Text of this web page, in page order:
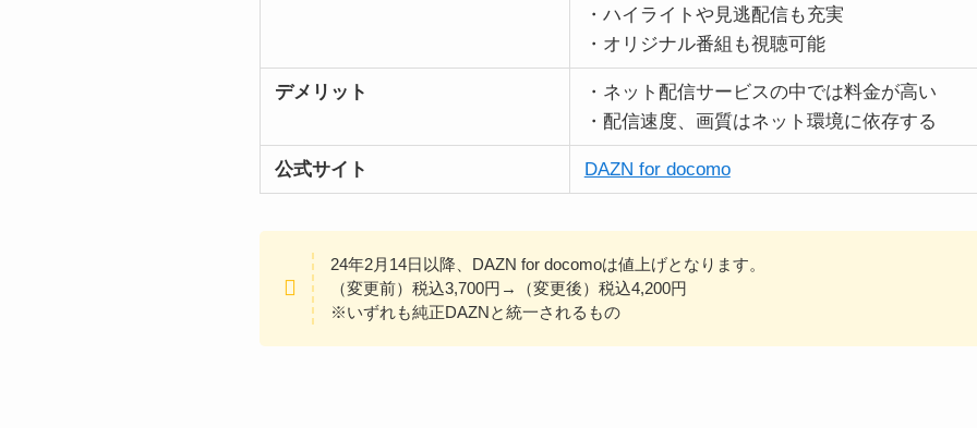
・ハイライトや見逃配信も充実
・オリジナル番組も視聴可能
デメリット
・ネット配信サービスの中では料金が高い
・配信速度、画質はネット環境に依存する
公式サイト DAZN for docomo
24年2月14日以降、DAZN for docomoは値上げとなります。
（変更前）税込3,700円→（変更後）税込4,200円
※いずれも純正DAZNと統一されるもの